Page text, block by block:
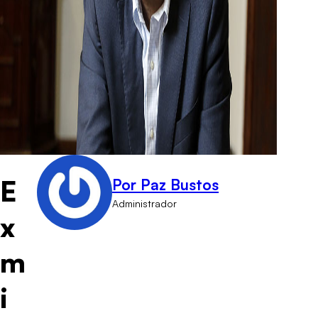
E
x
m
i
Por Paz Bustos
Administrador